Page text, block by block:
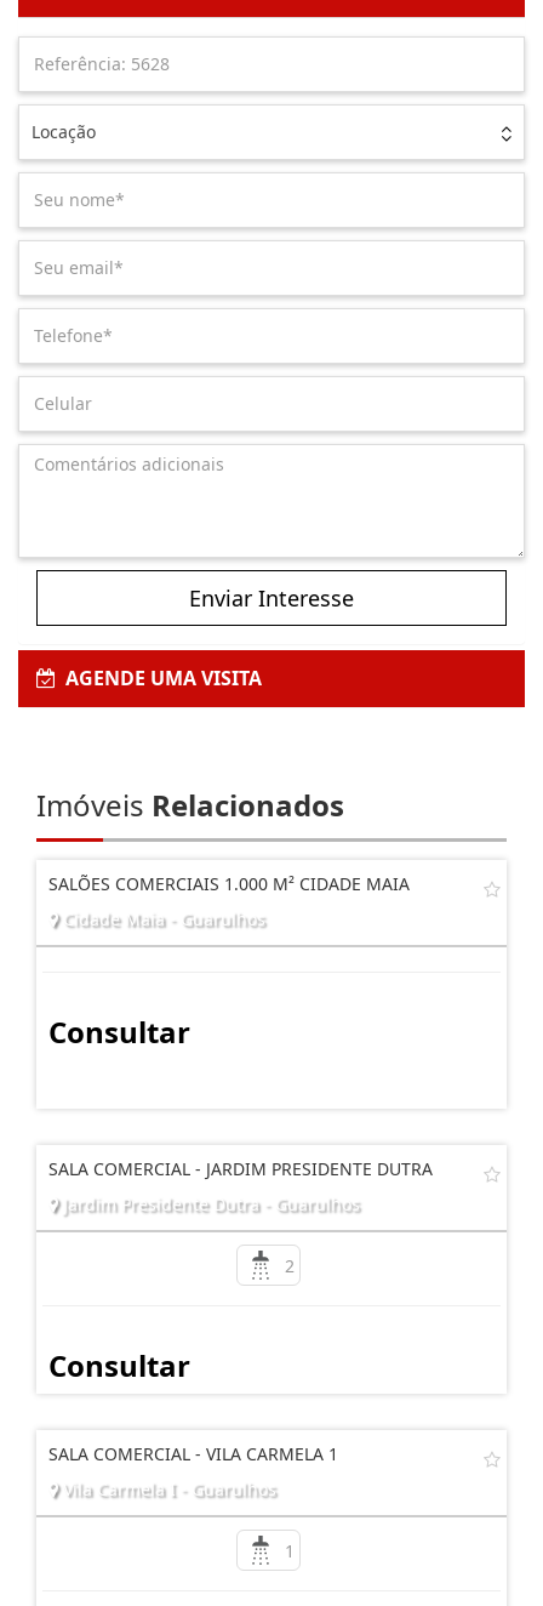
Locação
Enviar Interesse
AGENDE UMA VISITA
Imóveis Relacionados
SALÕES COMERCIAIS 1.000 M² CIDADE MAIA
Cidade Maia - Guarulhos
Consultar
SALA COMERCIAL - JARDIM PRESIDENTE DUTRA
Jardim Presidente Dutra - Guarulhos
2
Consultar
SALA COMERCIAL - VILA CARMELA 1
Vila Carmela I - Guarulhos
1